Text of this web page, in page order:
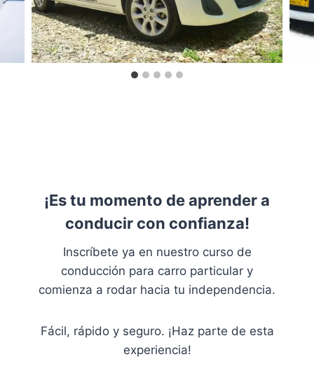
¡Es tu momento de aprender a
conducir con confianza!
Inscríbete ya en nuestro curso de
conducción para carro particular y
comienza a rodar hacia tu independencia.
Fácil, rápido y seguro. ¡Haz parte de esta
experiencia!